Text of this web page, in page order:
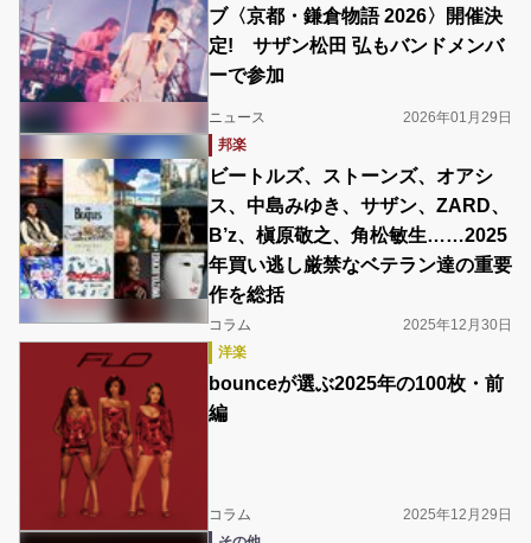
ブ〈京都・鎌倉物語 2026〉開催決
定! サザン松田 弘もバンドメンバ
ーで参加
ニュース
2026年01月29日
邦楽
ビートルズ、ストーンズ、オアシ
ス、中島みゆき、サザン、ZARD、
B’z、槇原敬之、角松敏生……2025
年買い逃し厳禁なベテラン達の重要
作を総括
コラム
2025年12月30日
洋楽
bounceが選ぶ2025年の100枚・前
編
コラム
2025年12月29日